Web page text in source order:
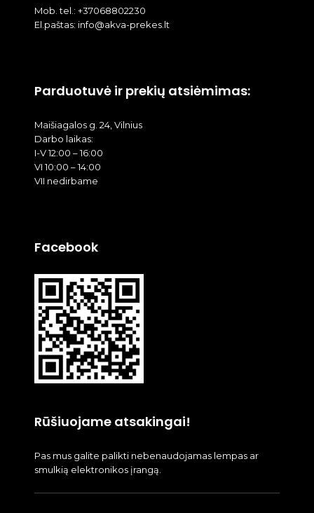
Mob. tel.: +37068802230
El.paštas: info@akva-prekes.lt
Parduotuvė ir prekių atsiėmimas:
Maišiagalos g. 24, Vilnius
Darbo laikas:
I-V 12:00 – 16:00
VI 10:00 – 14:00
VII nedirbame
Facebook
Rūšiuojame atsakingai!
Pas mus galite palikti nebenaudojamas lempas ar
smulkią elektronikos įrangą.